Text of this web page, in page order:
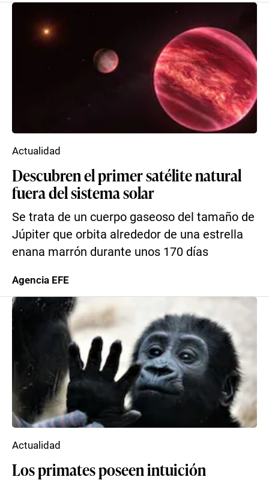
Descubren el primer satélite natural
fuera del sistema solar
Se trata de un cuerpo gaseoso del tamaño de
Júpiter que orbita alrededor de una estrella
enana marrón durante unos 170 días
Actualidad
Agencia EFE
Los primates poseen intuición
Actualidad